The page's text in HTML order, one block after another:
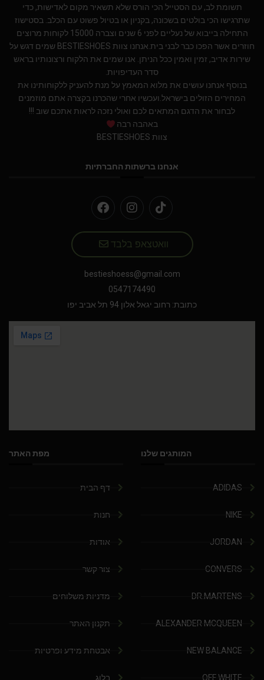
תשומת לב, עם הסטייל הכי הורס שלא תשאיר מקום לאדישות, כדי
שתרגישו הכי בולטים בשכונה, בקניון או בטיול פשוט עם הכלב. בסטישוז
התחילה בייבוא של נעליים לפני 6 שנים וצברה 15000 לקוחות מרוצים
חוזרים אשר הפכו כבר לבני בית.אנחנו צוות BESTIESHOES שמים דגש על
שירות אדיב, זמין ואמין ככל הניתן. אנו שמים את הלקוח ורצונותיו בראש
סדר העדיפויות.
בנוסף אנחנו עושים את מלוא המאמץ על מנת להעניק ללקוחותינו את
המחירים הזולים בישראל.ועכשיו אחרי שהכרנו בקצרה אתם מוזמנים
לבחור את הדגם המתאים לכם ואולי נזכה לראות אתכם שוב !!!
באהבה רבה
צוות BESTIESHOES
אנחנו ברשתות החברתיות
וואטצאפ בלבד
bestieshoess@gmail.com
0547174490
כתובת: רחוב יגאל אלון 94 תל אביב יפו
המותגים שלנו
ADIDAS
NIKE
JORDAN
CONVERS
DR.MARTENS
ALEXANDER MCQUEEN
NEW BALANCE
OFF WHITE
מפת האתר
דף הבית
חנות
אודות
צור קשר
מדניות משלוחים
תקנון האתר
אבטחת מידע ופרטיות
בלוג